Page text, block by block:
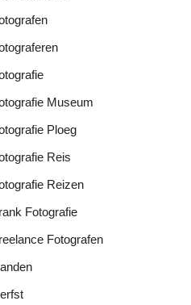
Museum
Ploeg
Reis
Reizen
Fotografie
Fotografen